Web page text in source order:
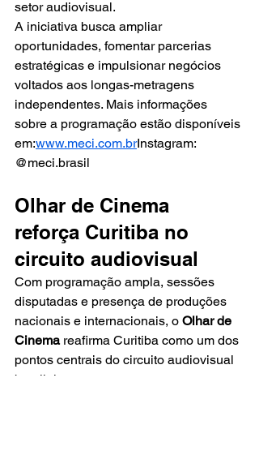
setor audiovisual.
A iniciativa busca ampliar
oportunidades, fomentar parcerias
estratégicas e impulsionar negócios
voltados aos longas-metragens
independentes. Mais informações
sobre a programação estão disponíveis
em:www.meci.com.brInstagram:
@meci.brasil
Olhar de Cinema
reforça Curitiba no
circuito audiovisual
Com programação ampla, sessões
disputadas e presença de produções
nacionais e internacionais, o Olhar de
Cinema reafirma Curitiba como um dos
pontos centrais do circuito audiovisual
brasileiro.